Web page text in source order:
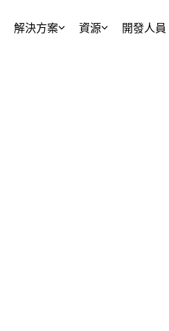
解決方案 資源 開發人員